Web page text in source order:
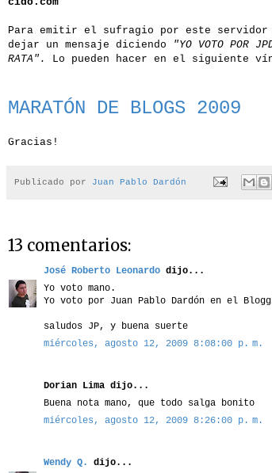
Para emitir el sufragio por este
dejar un mensaje diciendo
"YO VOTO POR
RATA".
Lo pueden hacer en el siguiente
MARATÓN DE BLOGS 2009
Gracias!
Publicado por Juan Pablo Dardón
13 comentarios:
José Roberto Leonardo dijo...
Yo voto mano.
Yo voto por Juan Pablo Dardón en el
saludos JP, y buena suerte
miércoles, agosto 12, 2009 8:08:00 p. m.
Dorian Lima dijo...
Buena nota mano, que todo salga bonito
miércoles, agosto 12, 2009 8:26:00 p. m.
Wendy Q.
dijo...